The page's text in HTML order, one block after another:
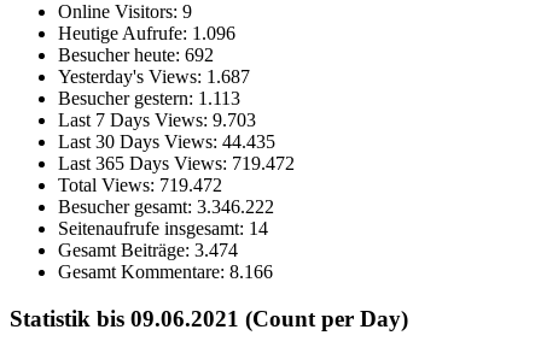
Online Visitors: 9
Heutige Aufrufe: 1.096
Besucher heute: 692
Yesterday's Views: 1.687
Besucher gestern: 1.113
Last 7 Days Views: 9.703
Last 30 Days Views: 44.435
Last 365 Days Views: 719.472
Total Views: 719.472
Besucher gesamt: 3.346.222
Seitenaufrufe insgesamt: 14
Gesamt Beiträge: 3.474
Gesamt Kommentare: 8.166
Statistik bis 09.06.2021 (Count per Day)